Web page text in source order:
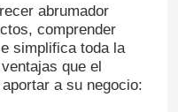
abrumador
comprender
simplifica toda la
que el
a su negocio: